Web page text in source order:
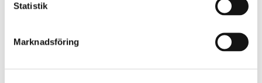
Statistik
Marknadsföring
KONTAKT